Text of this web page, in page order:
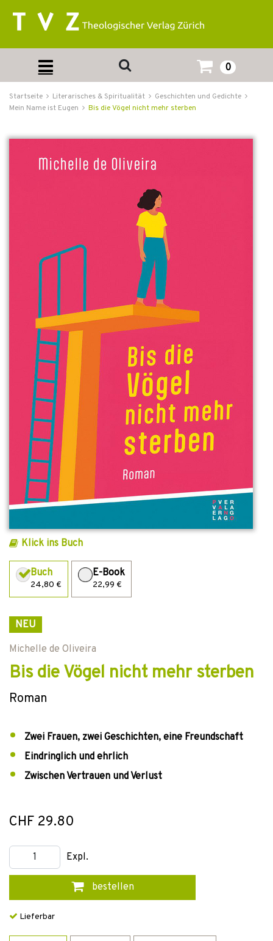
0
Startseite Literarisches & Spiritualität
Geschichten und Gedichte
Mein Name ist Eugen
Bis die Vögel nicht mehr sterben
Klick ins Buch
Buch
24,80 €
E-Book
22,99 €
NEU
Michelle de Oliveira
Bis die Vögel nicht mehr sterben
Roman
Zwei Frauen, zwei Geschichten, eine Freundschaft
Eindringlich und ehrlich
Zwischen Vertrauen und Verlust
CHF 29.80
Expl.
bestellen
Lieferbar